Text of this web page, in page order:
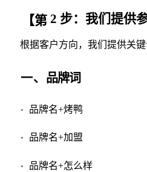
【第 2 步： 我们提供
根据客户方向，我们提供关键
一、 品牌词
• 品牌名+烤鸭
• 品牌名+加盟
• 品牌名+怎么样